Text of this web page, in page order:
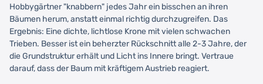
Hobbygärtner "knabbern" jedes Jahr ein bisschen an ihren
Bäumen herum, anstatt einmal richtig durchzugreifen. Das
Ergebnis: Eine dichte, lichtlose Krone mit vielen schwachen
Trieben. Besser ist ein beherzter Rückschnitt alle 2-3 Jahre, der
die Grundstruktur erhält und Licht ins Innere bringt. Vertraue
darauf, dass der Baum mit kräftigem Austrieb reagiert.